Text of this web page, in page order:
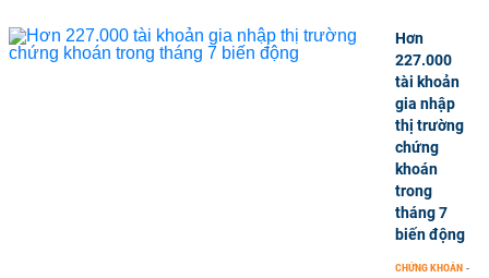
Hơn
227.000
tài khoản
gia nhập
thị trường
chứng
khoán
trong
tháng 7
biến động
CHỨNG KHOÁN -